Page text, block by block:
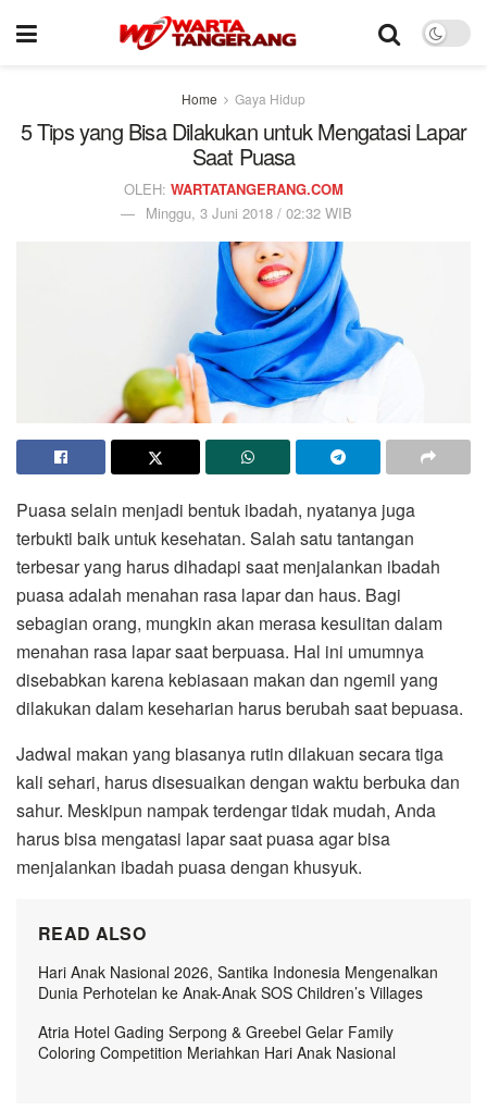
Home Gaya Hidup
5 Tips yang Bisa Dilakukan untuk Mengatasi Lapar
Saat Puasa
OLEH: WARTATANGERANG.COM
Minggu, 3 Juni 2018 / 02:32 WIB
Puasa selain menjadi bentuk ibadah, nyatanya juga
terbukti baik untuk kesehatan. Salah satu tantangan
terbesar yang harus dihadapi saat menjalankan ibadah
puasa adalah menahan rasa lapar dan haus. Bagi
sebagian orang, mungkin akan merasa kesulitan dalam
menahan rasa lapar saat berpuasa. Hal ini umumnya
disebabkan karena kebiasaan makan dan ngemil yang
dilakukan dalam keseharian harus berubah saat bepuasa.
Jadwal makan yang biasanya rutin dilakuan secara tiga
kali sehari, harus disesuaikan dengan waktu berbuka dan
sahur. Meskipun nampak terdengar tidak mudah, Anda
harus bisa mengatasi lapar saat puasa agar bisa
menjalankan ibadah puasa dengan khusyuk.
READ ALSO
Hari Anak Nasional 2026, Santika Indonesia Mengenalkan
Dunia Perhotelan ke Anak-Anak SOS Children’s Villages
Atria Hotel Gading Serpong & Greebel Gelar Family
Coloring Competition Meriahkan Hari Anak Nasional